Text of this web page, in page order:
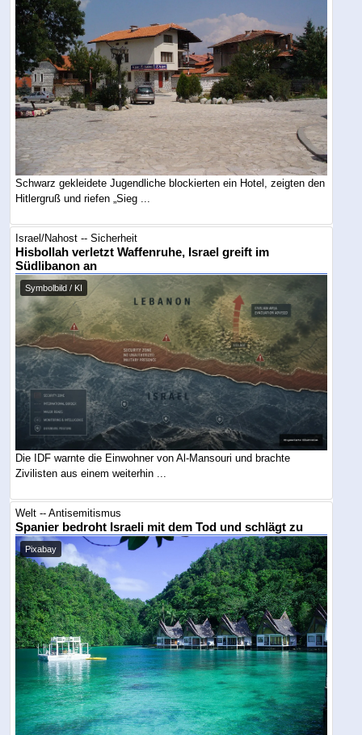
Schwarz gekleidete Jugendliche blockierten ein Hotel, zeigten den
Hitlergruß und riefen „Sieg ...
Israel/Nahost -- Sicherheit
Hisbollah verletzt Waffenruhe, Israel greift im
Südlibanon an
Symbolbild / KI
Die IDF warnte die Einwohner von Al-Mansouri und brachte
Zivilisten aus einem weiterhin ...
Welt -- Antisemitismus
Spanier bedroht Israeli mit dem Tod und schlägt zu
Pixabay